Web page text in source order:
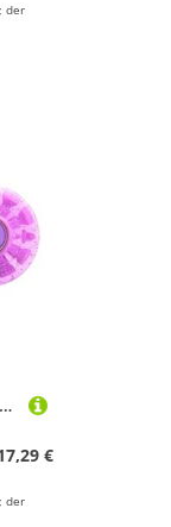
der
WHAMVOX 4 Stück Rollschuh Ersatzräder PU Leuchtend Outdoor Skating Räder für Doppelreihe Rollschuhe und Erwachsene
€
der